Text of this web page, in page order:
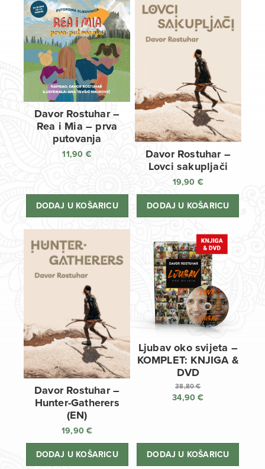
Davor Rostuhar –
Rea i Mia – prva
putovanja
11,90 €
DODAJ U KOŠARICU
Davor Rostuhar –
Lovci sakupljači
19,90 €
DODAJ U KOŠARICU
Davor Rostuhar –
Hunter-Gatherers
(EN)
19,90€
DODAJ U KOŠARICU
Ljubav oko svijeta –
KOMPLET: KNJIGA &
DVD
38,80€
Izvorna
38,80 €.
34,90€
34,90 €.
DODAJ U KOŠARICU